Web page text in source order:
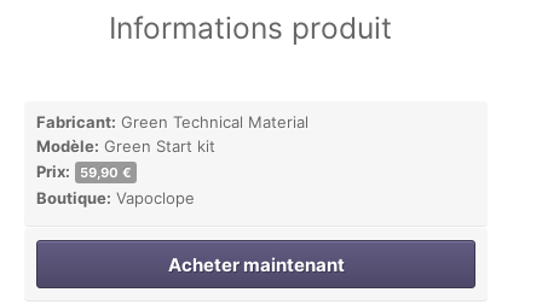
Informations produit
Fabricant: Green Technical Material
Modèle: Green Start kit
Prix:
59,90 €
Boutique: Vapoclope
Acheter maintenant